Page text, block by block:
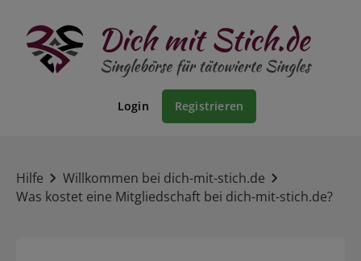
Login Registrieren
Hilfe
Willkommen bei dich-mit-stich.de
Was kostet eine Mitgliedschaft bei dich-mit-stich.de?